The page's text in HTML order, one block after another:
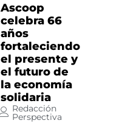
Ascoop
celebra 66
años
fortaleciendo
el presente y
el futuro de
la economía
solidaria
Redacción
Perspectiva